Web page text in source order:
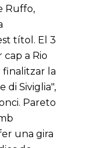
Ruffo,
títol. El 3
a Rio
finalitzar la
di Siviglia",
Pareto
una gira